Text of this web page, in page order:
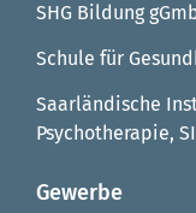
SHG Bildung
Schule für
Saarländische
Psychotherapie,
Gewerbe